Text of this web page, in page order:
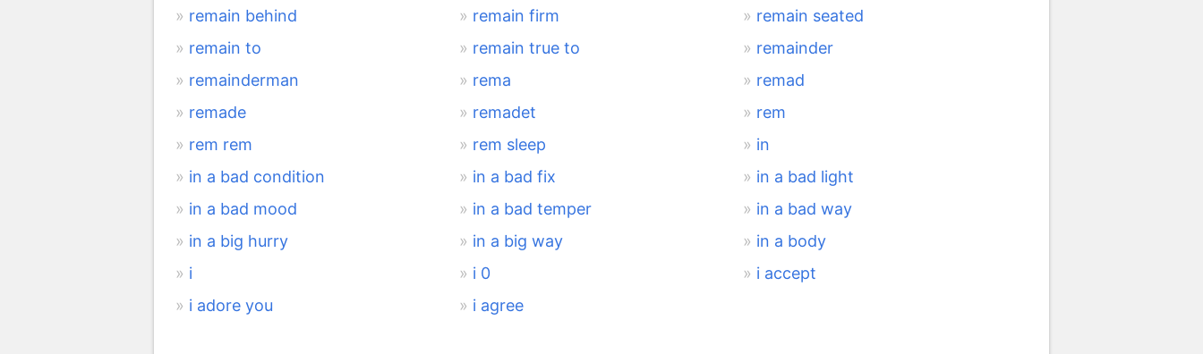
remain behind
remain firm
remain seated
remain to
remain true to
remainder
remainderman
rema
remad
remade
remadet
rem
rem rem
rem sleep
in
in a bad condition
in a bad fix
in a bad light
in a bad mood
in a bad temper
in a bad way
in a big hurry
in a big way
in a body
i
i 0
i accept
i adore you
i agree